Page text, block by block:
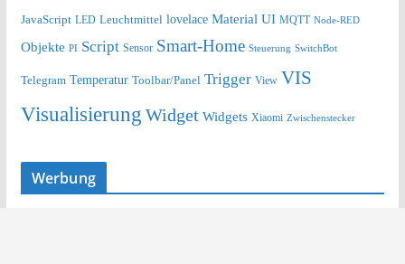
JavaScript LED Leuchtmittel lovelace Material UI MQTT Node-RED
Objekte PI Script Sensor Smart-Home Steuerung SwitchBot
Telegram Temperatur Toolbar/Panel Trigger View VIS
Visualisierung Widget Widgets Xiaomi Zwischenstecker
Werbung